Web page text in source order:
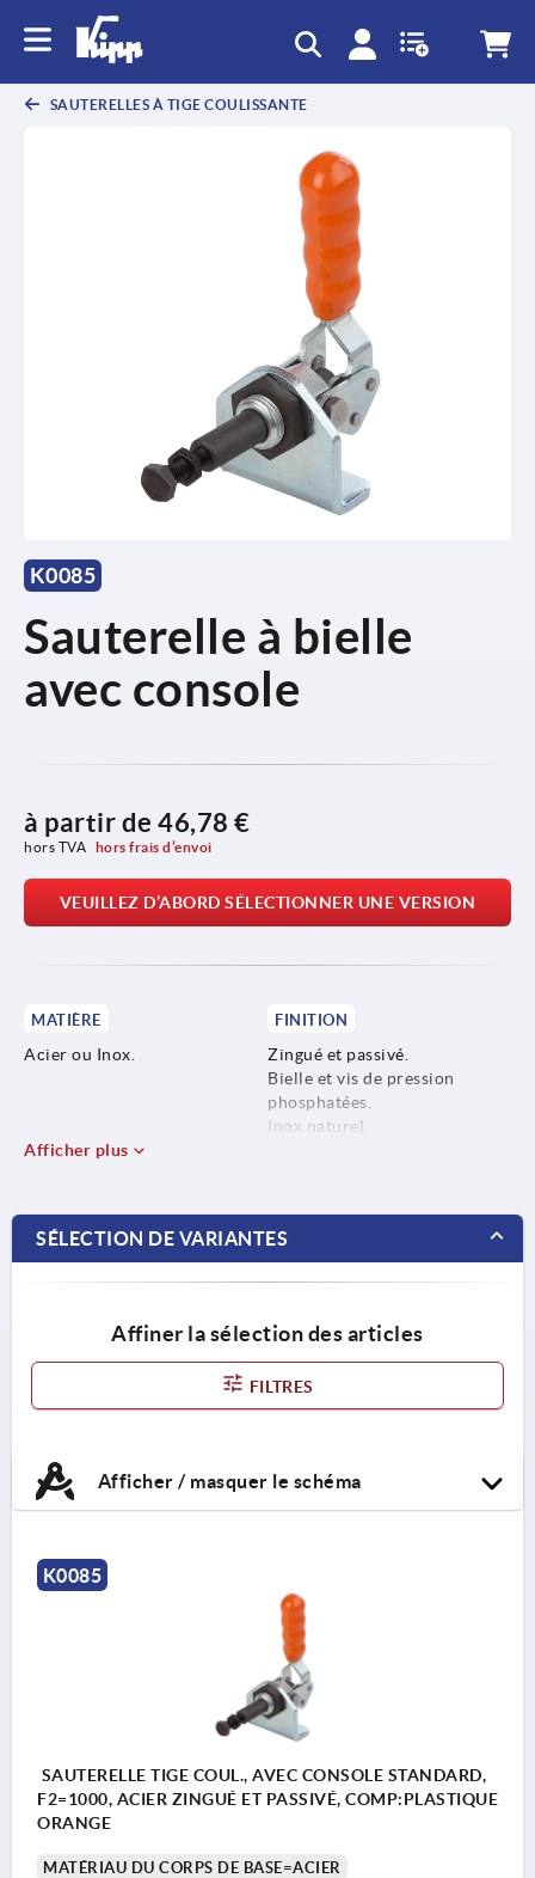
SAUTERELLES À TIGE COULISSANTE
K0085
Sauterelle à bielle
avec console
à partir de 46,78 €
hors TVA hors frais d’envoi
VEUILLEZ D’ABORD SÉLECTIONNER UNE VERSION
MATIÈRE
Acier ou Inox.
FINITION
Zingué et passivé.
Bielle et vis de pression
phosphatées.
Inox naturel.
Afficher plus
SÉLECTION DE VARIANTES
Affiner la sélection des articles
FILTRES
Afficher / masquer le schéma
K0085
SAUTERELLE TIGE COUL., AVEC CONSOLE STANDARD,
F2=1000, ACIER ZINGUÉ ET PASSIVÉ, COMP:PLASTIQUE
ORANGE
MATÉRIAU DU CORPS DE BASE=ACIER